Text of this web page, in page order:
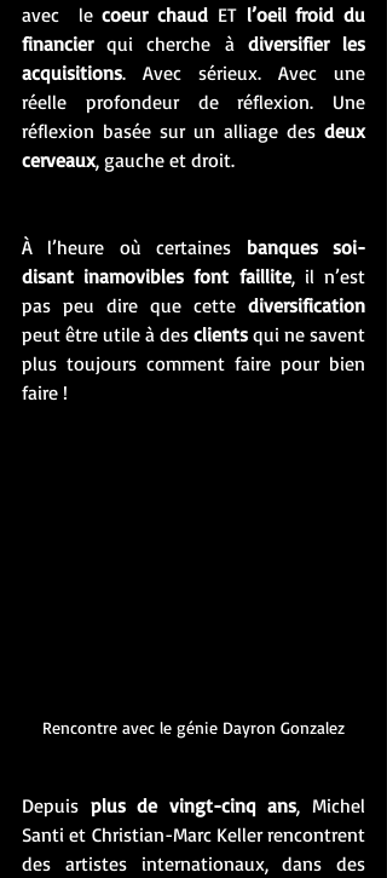
avec  le coeur chaud ET l’oeil froid du
financier qui cherche à diversifier les
acquisitions. Avec sérieux. Avec une
réelle profondeur de réflexion. Une
réflexion basée sur un alliage des deux
cerveaux, gauche et droit.
À l’heure où certaines banques soi-
disant inamovibles font faillite, il n’est
pas peu dire que cette diversification
peut être utile à des clients qui ne savent
plus toujours comment faire pour bien
faire !
Rencontre avec le génie Dayron Gonzalez
Depuis plus de vingt-cinq ans, Michel
Santi et Christian-Marc Keller rencontrent
des artistes internationaux, dans des